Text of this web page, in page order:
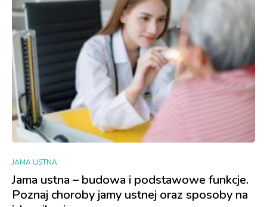
JAMA USTNA
Jama ustna – budowa i podstawowe funkcje.
Poznaj choroby jamy ustnej oraz sposoby na